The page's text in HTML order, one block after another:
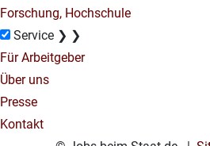
Forschung, Hochschule
Service ❯ ❯
Für Arbeitgeber
Über uns
Presse
Kontakt